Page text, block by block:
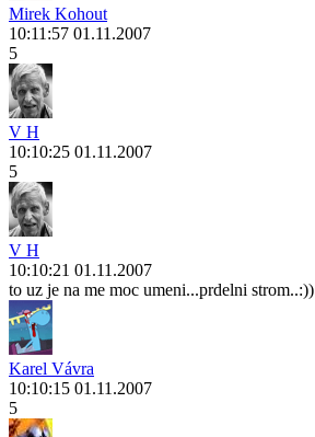
Mirek Kohout
10:11:57 01.11.2007
5
V H
10:10:25 01.11.2007
5
V H
10:10:21 01.11.2007
to uz je na me moc umeni...prdelni strom..:))
Karel Vávra
10:10:15 01.11.2007
5